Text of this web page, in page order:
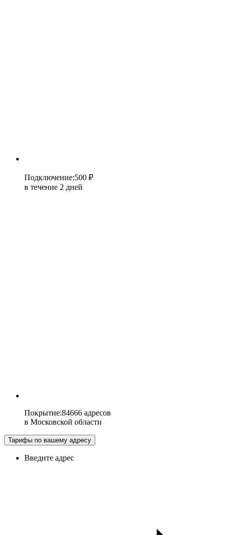
Подключение:500 ₽
в течение 2 дней
Покрытие:84666 адресов
в Московской области
Тарифы по вашему адресу
Введите адрес